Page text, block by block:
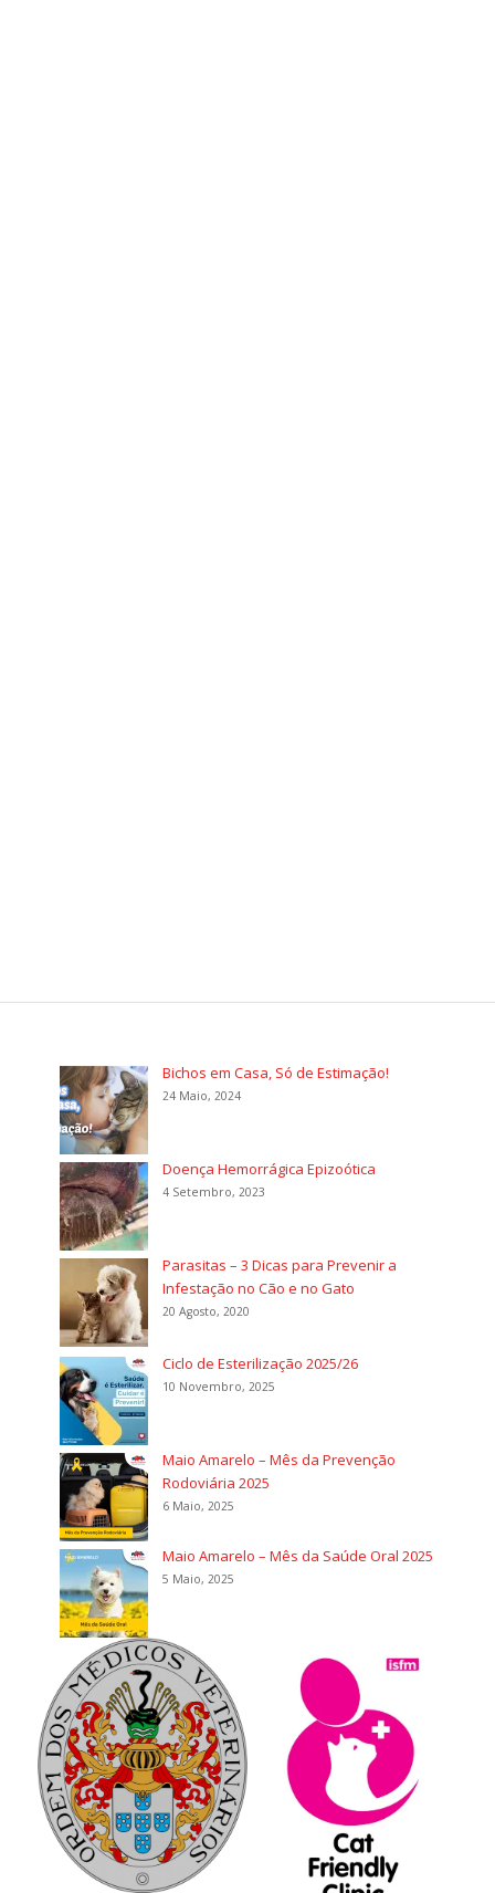
Bichos em Casa, Só de Estimação!
24 Maio, 2024
Doença Hemorrágica Epizoótica
4 Setembro, 2023
Parasitas – 3 Dicas para Prevenir a
Infestação no Cão e no Gato
20 Agosto, 2020
Ciclo de Esterilização 2025/26
10 Novembro, 2025
Maio Amarelo – Mês da Prevenção
Rodoviária 2025
6 Maio, 2025
Maio Amarelo – Mês da Saúde Oral 2025
5 Maio, 2025